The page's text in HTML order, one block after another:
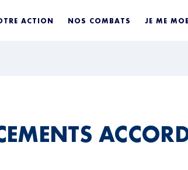
ACTION NOS COMBATS JE ME